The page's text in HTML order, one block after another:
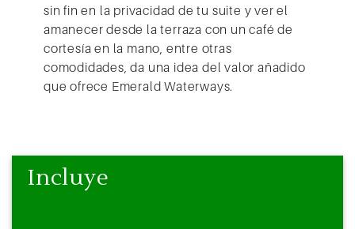
sin fin en la privacidad de tu suite y ver el
amanecer desde la terraza con un café de
cortesía en la mano, entre otras
comodidades, da una idea del valor añadido
que ofrece Emerald Waterways.
Incluye